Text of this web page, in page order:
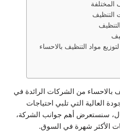
المختلفة
التنظيف
مواد التنظيف بالاحساء
بالاحساء من الشركات الرائدة في
العالية التي تلبي احتياجات
سنستعرض أهم جوانب الشركة،
الأكثر شهرة في السوق.